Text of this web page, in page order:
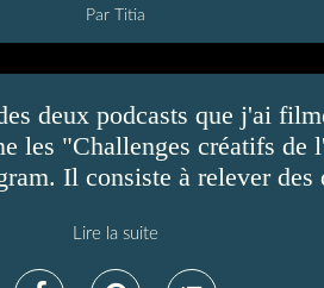
Par Titia
deux podcasts que j'ai
les "Challenges créatifs de
Il consiste à relever des
Lire la suite